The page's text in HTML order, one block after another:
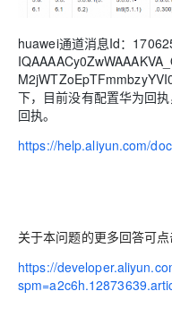
huawei通道消息Id：
下，目前没有配置华为回
回执。
https://help.aliyun.com/
关于本问题的更多回答可点
https://